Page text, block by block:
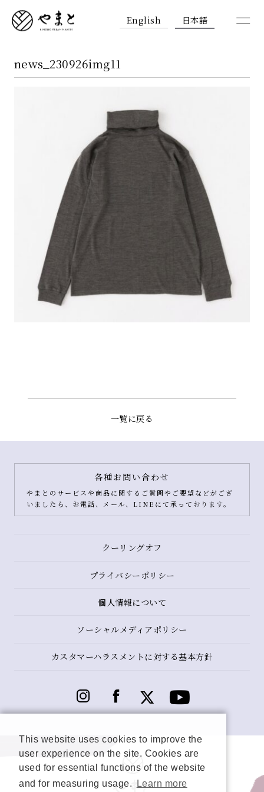
English 日本語
news_230926img11
一覧に戻る
各種お問い合わせ
やまとのサービスや商品に関するご質問やご要望などがござ
いましたら、お電話、メール、LINEにて承っております。
クーリングオフ
プライバシーポリシー
個人情報について
ソーシャルメディアポリシー
カスタマーハラスメントに対する基本方針
This website uses cookies to improve the
user experience on the site. Cookies are
used for essential functions of the website
and for measuring usage.
Learn more